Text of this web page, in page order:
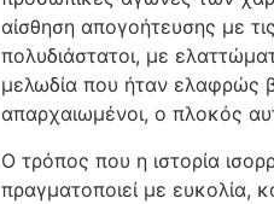
αίσθηση απογοήτευσης με
πολυδιάστατοι, με
μελωδία που ήταν ελαφρώς
απαρχαιωμένοι, ο πλοκός
Ο τρόπος που η ιστορία
πραγματοποιεί με ευκολία,